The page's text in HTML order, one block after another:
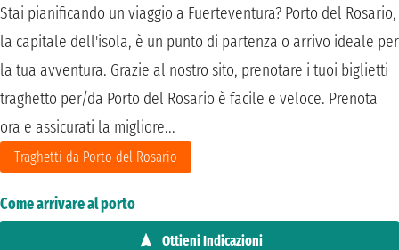
Stai pianificando un viaggio a Fuerteventura? Porto del Rosario,
la capitale dell'isola, è un punto di partenza o arrivo ideale per
la tua avventura. Grazie al nostro sito, prenotare i tuoi biglietti
traghetto per/da Porto del Rosario è facile e veloce. Prenota
ora e assicurati la migliore...
Traghetti da Porto del Rosario
Come arrivare al porto
Ottieni Indicazioni